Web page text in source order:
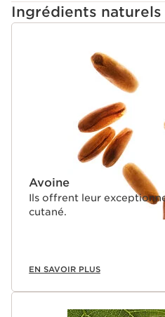
Ingrédients naturels
Avoine
Ils offrent leur
cutané.
EN SAVOIR PLUS